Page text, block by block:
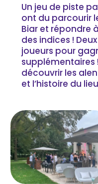
Un jeu de piste
ont du parcourir
Biar et répondre
des indices !
joueurs pour
supplémentaires
découvrir les
et l’histoire du